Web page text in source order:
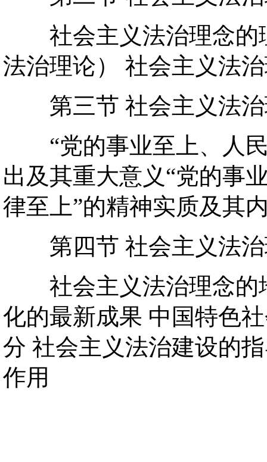
社会主义法治理念的
法治理论） 社会主义法
第三节 社会主义法治
“党的事业至上、人民
出及其重大意义“党的事
律至上”的精神实质及其
第四节 社会主义法治
社会主义法治理念的
化的最新成果 中国特色
分 社会主义法治建设的
作用